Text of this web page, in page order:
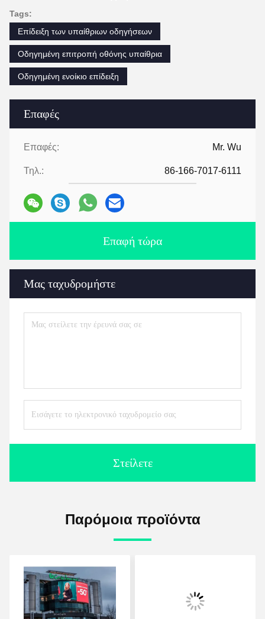
Επαφές
Επαφές: Mr. Wu
Τηλ.: 86-166-7017-6111
Επαφή τώρα
Μας ταχυδρομήστε
Στείλετε
Tags:
Επίδειξη των υπαίθριων οδηγήσεων
Οδηγημένη επιτροπή οθόνης υπαίθρια
Οδηγημένη ενοίκιο επίδειξη
Παρόμοια προϊόντα